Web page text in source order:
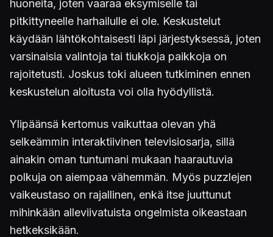
huoneita, joten vaaraa eksymiselle tai
pitkittyneelle harhailulle ei ole. Keskustelut
käydään lähtökohtaisesti läpi järjestyksessä, joten
varsinaisia valintoja tai tiukkoja paikkoja on
rajoitetusti. Joskus toki alueen tutkiminen ennen
keskustelun aloitusta voi olla hyödyllistä.
Ylipäänsä kertomus vaikuttaa olevan yhä
selkeämmin interaktiivinen televisiosarja, sillä
ainakin oman tuntumani mukaan haarautuvia
polkuja on aiempaa vähemmän. Myös puzzlejen
vaikeustaso on rajallinen, enkä itse juuttunut
mihinkään alleviivatuista ongelmista oikeastaan
hetkeksikään.